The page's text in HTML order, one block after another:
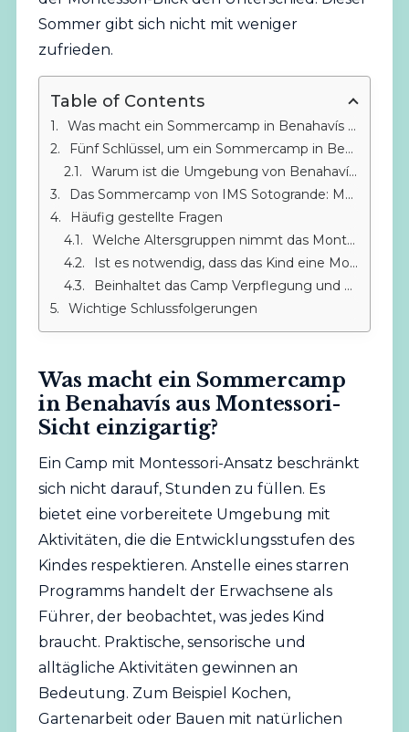
Sommer gibt sich nicht mit weniger
zufrieden.
Table of Contents
Was macht ein Sommercamp in Benahavís aus Montessori-Sicht einzigartig?
Fünf Schlüssel, um ein Sommercamp in Benahavís mit Montessori-Siegel zu erkennen
Warum ist die Umgebung von Benahavís ideal für ein Montessori-Camp?
Das Sommercamp von IMS Sotogrande: Montessori 25 Minuten von Benahavís entfernt
Häufig gestellte Fragen
Welche Altersgruppen nimmt das Montessori-Sommercamp von IMS Sotogrande auf?
Ist es notwendig, dass das Kind eine Montessori-Schule besucht hat, um sich anzumelden?
Beinhaltet das Camp Verpflegung und erweiterte Öffnungszeiten?
Wichtige Schlussfolgerungen
Was macht ein Sommercamp
in Benahavís aus Montessori-
Sicht einzigartig?
Ein Camp mit Montessori-Ansatz beschränkt
sich nicht darauf, Stunden zu füllen. Es
bietet eine vorbereitete Umgebung mit
Aktivitäten, die die Entwicklungsstufen des
Kindes respektieren. Anstelle eines starren
Programms handelt der Erwachsene als
Führer, der beobachtet, was jedes Kind
braucht. Praktische, sensorische und
alltägliche Aktivitäten gewinnen an
Bedeutung. Zum Beispiel Kochen,
Gartenarbeit oder Bauen mit natürlichen